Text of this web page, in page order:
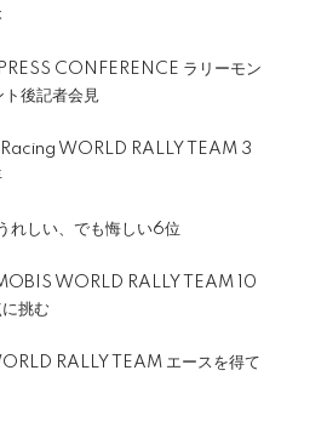
CONFERENCE ラリーモン
後記者会見
WORLD RALLY TEAM 3
れしい、でも悔しい6位
WORLD RALLY TEAM 10
挑む
RALLY TEAM エースを得て